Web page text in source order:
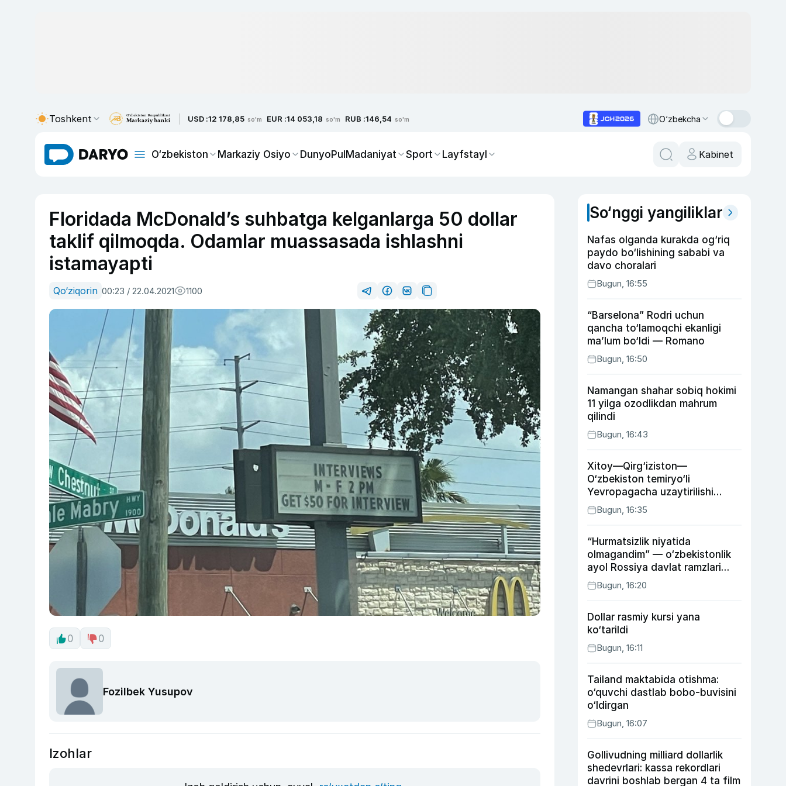
Toshkent USD :12 178,85 so'm EUR :14 053,18 so'm RUB :146,54 so'm O‘zbekcha
O‘zbekiston Markaziy Osiyo DunyoPulMadaniyat Sport Layfstayl Kabinet
Floridada McDonald’s suhbatga kelganlarga 50 dollar
taklif qilmoqda. Odamlar muassasada ishlashni
istamayapti
Qo‘ziqorin 00:23 / 22.04.2021 1100
0 0
Fozilbek Yusupov
Izohlar
So‘nggi yangiliklar
Nafas olganda kurakda og‘riq
paydo bo‘lishining sababi va
davo choralari
Bugun, 16:55
“Barselona” Rodri uchun
qancha to‘lamoqchi ekanligi
ma’lum bo‘ldi — Romano
Bugun, 16:50
Namangan shahar sobiq hokimi
11 yilga ozodlikdan mahrum
qilindi
Bugun, 16:43
Xitoy—Qirg‘iziston—
O‘zbekiston temiryo‘li
Yevropagacha uzaytirilishi
mumkin
Bugun, 16:35
“Hurmatsizlik niyatida
olmagandim” — o‘zbekistonlik
ayol Rossiya davlat ramzlari
tushirilgan poyandoz haqida
Bugun, 16:20
Dollar rasmiy kursi yana
ko‘tarildi
Bugun, 16:11
Tailand maktabida otishma:
o‘quvchi dastlab bobo-buvisini
o‘ldirgan
Bugun, 16:07
Gollivudning milliard dollarlik
shedevrlari: kassa rekordlari
davrini boshlab bergan 4 ta film